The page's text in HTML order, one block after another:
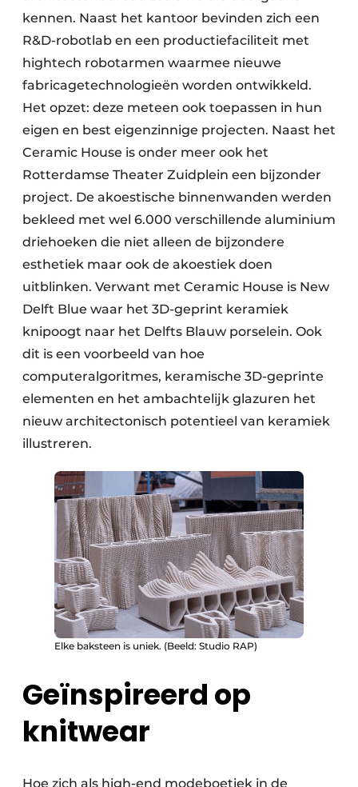
kennen. Naast het kantoor bevinden zich een
R&D-robotlab en een productiefaciliteit met
hightech robotarmen waarmee nieuwe
fabricagetechnologieën worden ontwikkeld.
Het opzet: deze meteen ook toepassen in hun
eigen en best eigenzinnige projecten. Naast het
Ceramic House is onder meer ook het
Rotterdamse Theater Zuidplein een bijzonder
project. De akoestische binnenwanden werden
bekleed met wel 6.000 verschillende aluminium
driehoeken die niet alleen de bijzondere
esthetiek maar ook de akoestiek doen
uitblinken. Verwant met Ceramic House is New
Delft Blue waar het 3D-geprint keramiek
knipoogt naar het Delfts Blauw porselein. Ook
dit is een voorbeeld van hoe
computeralgoritmes, keramische 3D-geprinte
elementen en het ambachtelijk glazuren het
nieuw architectonisch potentieel van keramiek
illustreren.
Elke baksteen is uniek. (Beeld: Studio RAP)
Geïnspireerd op
knitwear
Hoe zich als high-end modeboetiek in de